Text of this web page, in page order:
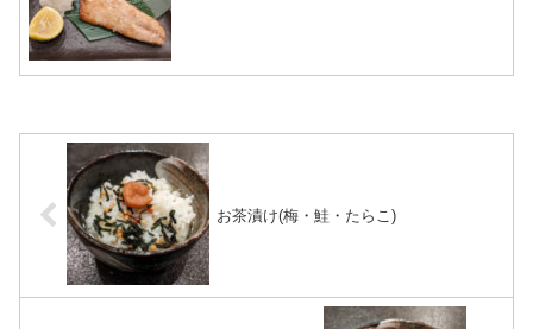
お茶漬け(梅・鮭・たらこ)